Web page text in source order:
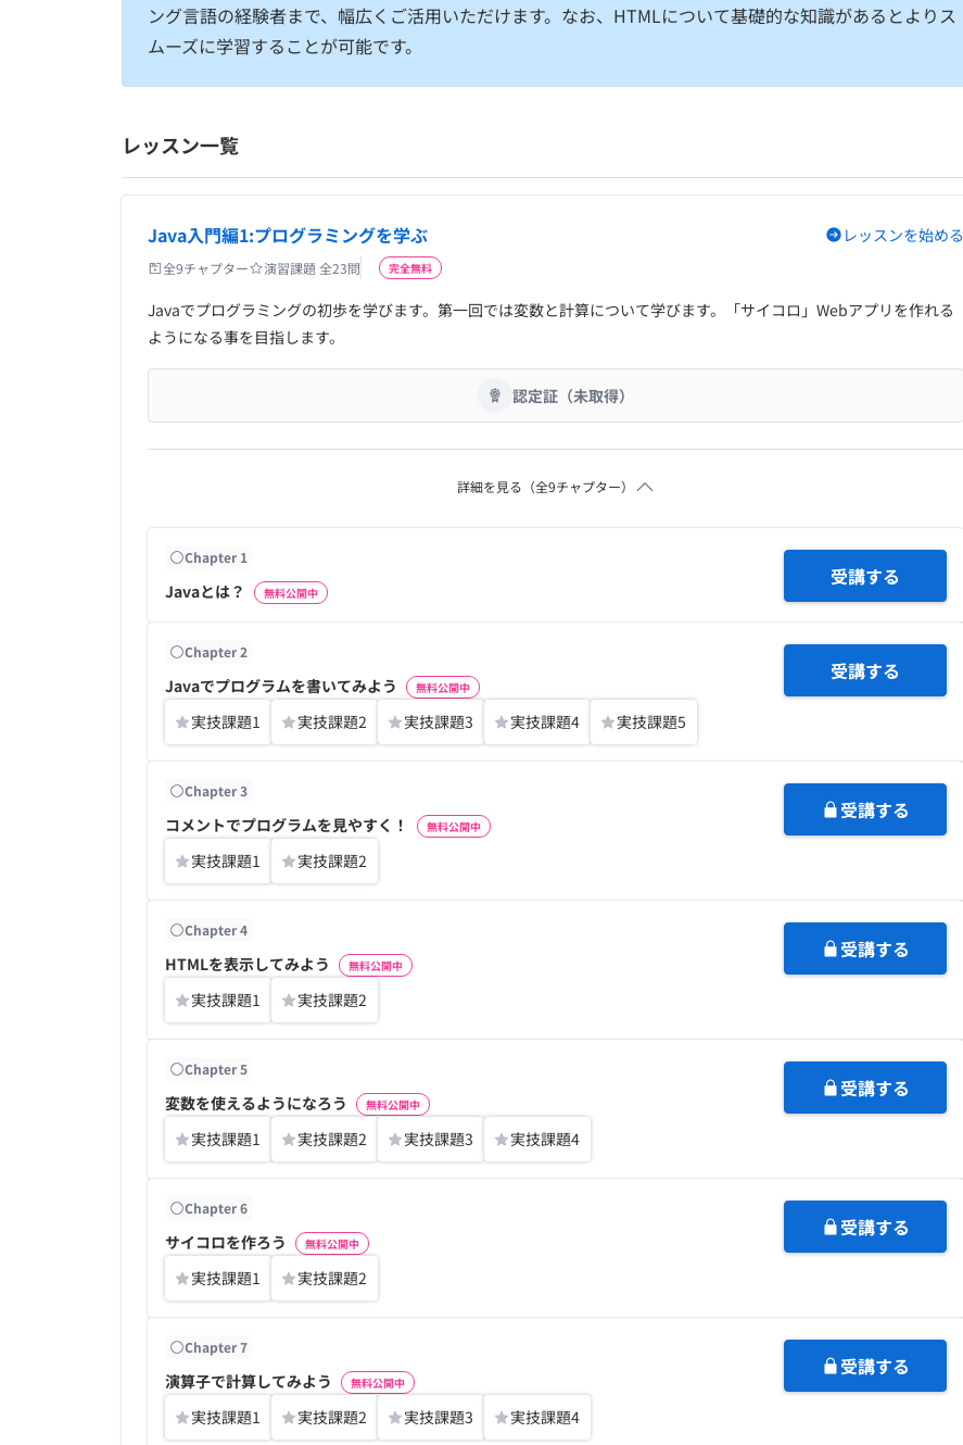
ング言語の経験者まで、幅広くご活用いただけます。なお、HTMLについて基礎的な知識があるとよりス
ムーズに学習することが可能です。
レッスン一覧
Java入門編1:プログラミングを学ぶ レッスンを始める
全9チャプター 演習課題 全23問 完全無料
Javaでプログラミングの初歩を学びます。第一回では変数と計算について学びます。「サイコロ」Webアプリを作れる
ようになる事を目指します。
認定証（未取得）
詳細を見る（全9チャプター）
Chapter 1
Javaとは？ 無料公開中
受講する
Chapter2
Javaでプログラムを書いてみよう 無料公開中
受講する
実技課題1 実技課題2 実技課題3 実技課題4 実技課題5
Chapter3
コメントでプログラムを見やすく！ 無料公開中
受講する
実技課題1 実技課題2
Chapter4
HTMLを表示してみよう 無料公開中
受講する
実技課題1 実技課題2
Chapter5
変数を使えるようになろう 無料公開中
受講する
実技課題1 実技課題2 実技課題3 実技課題4
Chapter6
サイコロを作ろう 無料公開中
受講する
実技課題1 実技課題2
Chapter7
演算子で計算してみよう 無料公開中
受講する
実技課題1 実技課題2 実技課題3 実技課題4